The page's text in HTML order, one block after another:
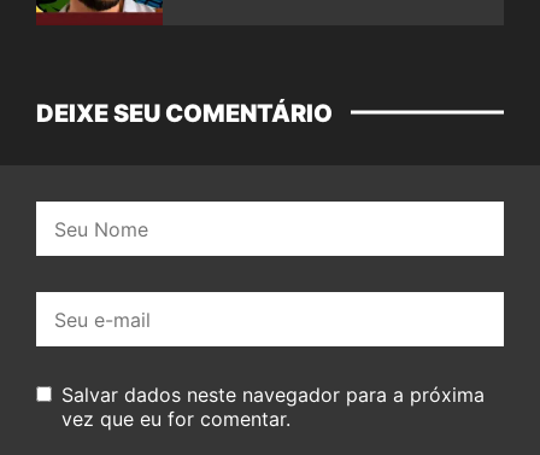
DEIXE SEU COMENTÁRIO
mail:
Salvar dados neste navegador para a próxima
vez que eu for comentar.